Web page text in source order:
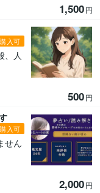
1,500円
入可
、人
500円
入可
せん
2,000円